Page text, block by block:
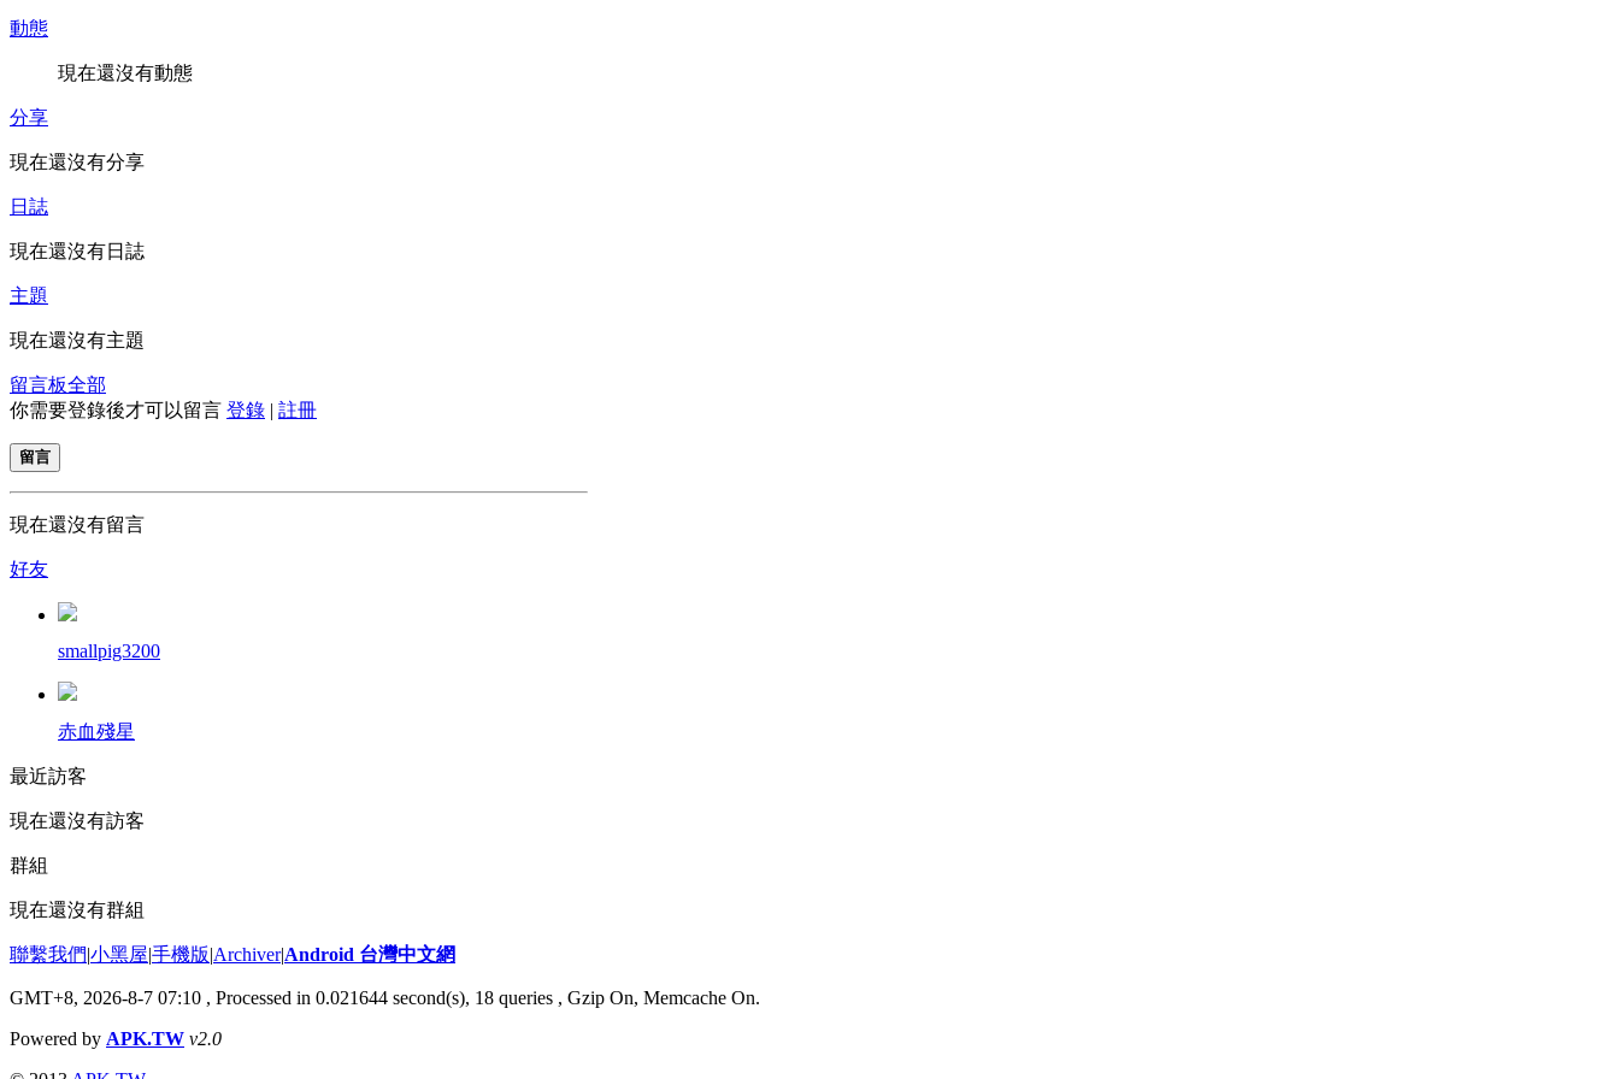
動態
現在還沒有動態
分享
現在還沒有分享
日誌
現在還沒有日誌
主題
現在還沒有主題
留言板全部
你需要登錄後才可以留言 登錄 | 註冊
留言
現在還沒有留言
好友
smallpig3200
赤血殘星
最近訪客
現在還沒有訪客
群組
現在還沒有群組
聯繫我們|小黑屋|手機版|Archiver|Android 台灣中文網
GMT+8, 2026-8-7 07:10 , Processed in 0.021644 second(s), 18 queries , Gzip On, Memcache On.
Powered by APK.TW v2.0